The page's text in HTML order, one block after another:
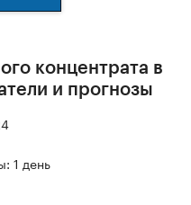
концентрата в
и прогнозы
1 день